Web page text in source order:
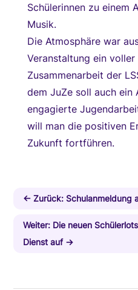
Schülerinnen zu einem
Musik.
Die Atmosphäre war
Veranstaltung ein
Zusammenarbeit der
dem JuZe soll auch ein
engagierte
will man die positiven
Zukunft fortführen.
←Zurück: Schulanmeldung
Weiter: Die neuen
Dienst auf→